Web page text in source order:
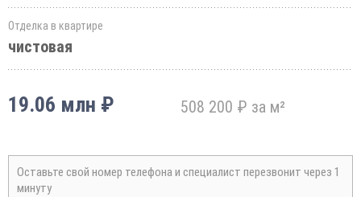
Отделка в квартире
чистовая
19.06 млн ₽ 508 200 ₽ за м²
Оставьте свой номер телефона и специалист перезвонит через 1
минуту